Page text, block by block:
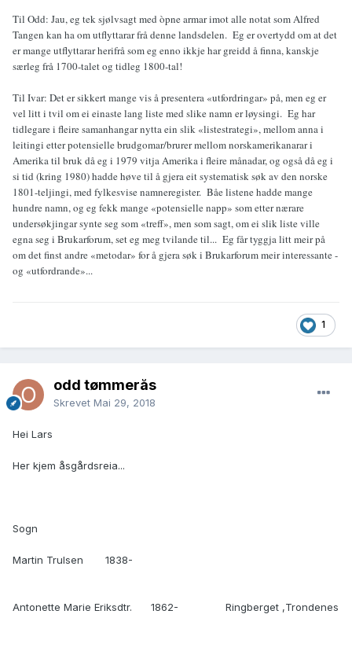
Til Odd: Jau, eg tek sjølvsagt med òpne armar imot alle notat som Alfred
Tangen kan ha om utflyttarar frå denne landsdelen. Eg er overtydd om at det
er mange utflyttarar herifrå som eg enno ikkje har greidd å finna, kanskje
særleg frå 1700-talet og tidleg 1800-tal!
Til Ivar: Det er sikkert mange vis å presentera «utfordringar» på, men eg er
vel litt i tvil om ei einaste lang liste med slike namn er løysingi. Eg har
tidlegare i fleire samanhangar nytta ein slik «listestrategi», mellom anna i
leitingi etter potensielle brudgomar/brurer mellom norskamerikanarar i
Amerika til bruk då eg i 1979 vitja Amerika i fleire månadar, og også då eg i
si tid (kring 1980) hadde høve til å gjera eit systematisk søk av den norske
1801-teljingi, med fylkesvise namneregister. Båe listene hadde mange
hundre namn, og eg fekk mange «potensielle napp» som etter nærare
undersøkjingar synte seg som «treff», men som sagt, om ei slik liste ville
egna seg i Brukarforum, set eg meg tvilande til... Eg får tyggja litt meir på
om det finst andre «metodar» for å gjera søk i Brukarforum meir interessante -
og «utfordrande»...
1
odd tømmerås
Skrevet Mai 29, 2018
Hei Lars
Her kjem åsgårdsreia...
Sogn
Martin Trulsen 1838-
Antonette Marie Eriksdtr. 1862- Ringberget ,Trondenes